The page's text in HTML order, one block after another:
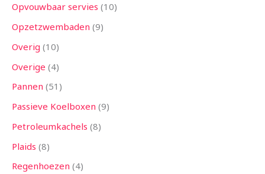
Opvouwbaar servies 10
Opzetzwembaden 9
Overig 10
Overige 4
Pannen 51
Passieve Koelboxen 9
Petroleumkachels 8
Plaids 8
Regenhoezen 4